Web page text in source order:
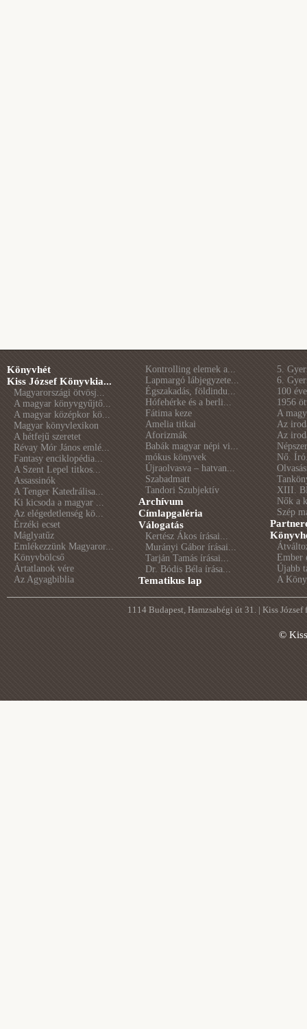
Könyvhét
Kiss József Könyvkia...
Magyarországi ötvösj...
A magyar könyvgyűjtő...
A magyar középkor kö...
Magyar könyvlexikon
A hétfejű szeretet
Révay Mór János emlé...
Fantasy enciklopédia...
A Szent Lepel titkos...
Assassinók
A Tenger Katedrálisa...
Ki kicsoda a magyar ...
Az elégedetlenség kö...
Érzéki ecset
Máglyatűz
Emlékezzünk Magyaror...
Könyvbölcső
Ártatlanok vére
Az Agyagbiblia
Kontrolling elemek a...
Lapmargó lábjegyzete...
Égszakadás, földindu...
Hófehérke és a berli...
Fátima keze
Amelia titkai
Aforizmák
Babák magyar népi vi...
mókus könyvek
Újraolvasva – hatvan...
Szabadmatt
Tandori Szubjektív
Archívum
Címlapgaléria
Válogatás
Kertész Ákos írásai...
Murányi Gábor írásai...
Tarján Tamás írásai...
Dr. Bódis Béla írása...
Tematikus lap
5.
6.
100
1956
A
Az
Az
Nő.
XIII.
Nők a
Szép
Ember
Újabb
A
1114 Budapest, Hamzsabégi út 31. | Kiss
©